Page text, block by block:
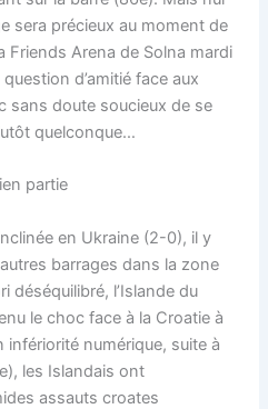
sera précieux au moment de
Friends Arena de Solna mardi
d’amitié face aux
sans doute soucieux de se
quelconque…
partie
en Ukraine (2-0), il y
barrages dans la zone
déséquilibré, l’Islande du
le choc face à la Croatie à
numérique, suite à
les Islandais ont
assauts croates